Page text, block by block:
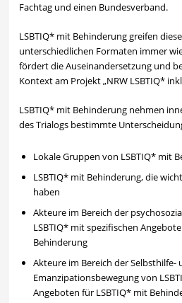
Fachtag und einen Bundesverband.
LSBTIQ* mit Behinderung greifen
unterschiedlichen Formaten immer
fördert die Auseinandersetzung und
Kontext am Projekt „NRW LSBTIQ*
LSBTIQ* mit Behinderung nehmen
des Trialogs bestimmte
Lokale Gruppen von LSBTIQ* mit
LSBTIQ* mit Behinderung, die
haben
Akteure im Bereich der
LSBTIQ* mit spezifischen
Behinderung
Akteure im Bereich der Selbsthilfe-
Emanzipationsbewegung von
Angeboten für LSBTIQ* mit